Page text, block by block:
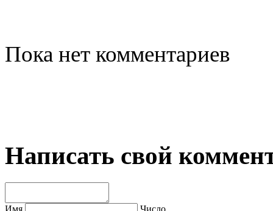
Пока нет комментариев
Написать свой
Имя Число